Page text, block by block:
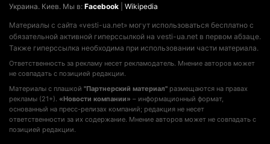
Украина. Киев. Мы в: Facebook Wikipedia
Материалы с сайта «vesti-ua.net» могут использоваться бесплатно с
обязательной активной гиперссылкой на vesti-ua.net в первом абзаце.
Также гиперссылка необходима при использовании части материала.
Ответственность за рекламу несет рекламодатель. Мнение авторов может
не совпадать с позицией редакции.
Материалы с плашкой "Партнерский материал" размещаются на правах
рекламы (21+). «Новости компании» – информационный формат,
основанный на пресс-релизах компаний; редакция не несет
ответственности за их содержание. Мнение авторов может не совпадать с
позицией редакции.